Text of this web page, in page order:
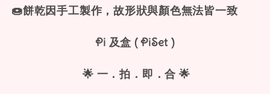
🍩餅乾因手工製作，故形狀與顏色無法皆一致
Pi 及盒 ( PiSet )
🌟 一．拍．即．合 🌟